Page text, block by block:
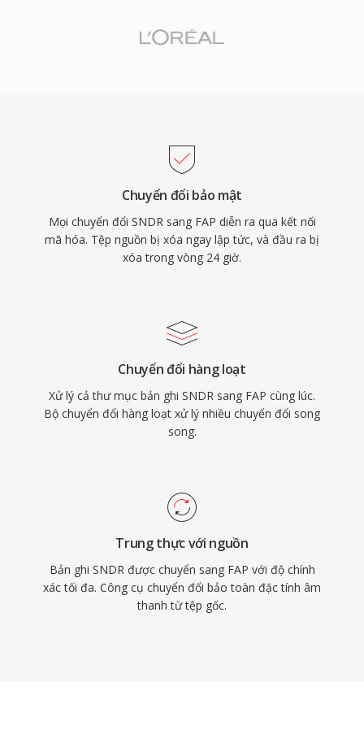
Chuyển đổi bảo mật
Mọi chuyển đổi SNDR sang FAP diễn ra qua kết nối
mã hóa. Tệp nguồn bị xóa ngay lập tức, và đầu ra bị
xóa trong vòng 24 giờ.
Chuyển đổi hàng loạt
Xử lý cả thư mục bản ghi SNDR sang FAP cùng lúc.
Bộ chuyển đổi hàng loạt xử lý nhiều chuyển đổi song
song.
Trung thực với nguồn
Bản ghi SNDR được chuyển sang FAP với độ chính
xác tối đa. Công cụ chuyển đổi bảo toàn đặc tính âm
thanh từ tệp gốc.